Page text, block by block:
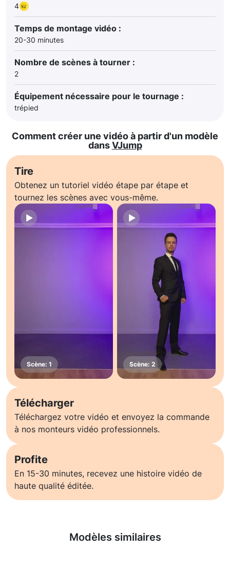
4
Temps de montage vidéo :
20-30 minutes
Nombre de scènes à tourner :
2
Équipement nécessaire pour le tournage :
trépied
Comment créer une vidéo à partir d'un modèle
dansVJump
Tire
Obtenez un tutoriel vidéo étape par étape et
tournez les scènes avec vous-même.
Télécharger
Téléchargez votre vidéo et envoyez la commande
à nos monteurs vidéo professionnels.
Profite
En 15-30 minutes, recevez une histoire vidéo de
haute qualité éditée.
Modèles similaires
En savoir plus